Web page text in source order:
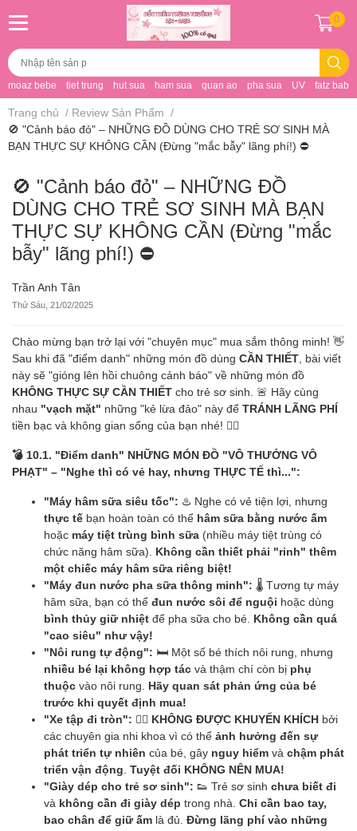
moaz bebe tiet trung hut sua ham sua quan ao pha sua UV fatz baby
0
Trang chủ / Review Sản Phẩm /
🚫 "Cảnh báo đỏ" – NHỮNG ĐỒ DÙNG CHO TRẺ SƠ SINH MÀ
BẠN THỰC SỰ KHÔNG CẦN (Đừng "mắc bẫy" lãng phí!) ⛔
🚫 "Cảnh báo đỏ" – NHỮNG ĐỒ
DÙNG CHO TRẺ SƠ SINH MÀ BẠN
THỰC SỰ KHÔNG CẦN (Đừng "mắc
bẫy" lãng phí!) ⛔
Trần Anh Tân
Thứ Sáu, 21/02/2025
Chào mừng bạn trở lại với "chuyên mục" mua sắm thông minh! 👋
Sau khi đã "điểm danh" những món đồ dùng CẦN THIẾT , bài viết
này sẽ "gióng lên hồi chuông cảnh báo" về những món đồ
KHÔNG THỰC SỰ CẦN THIẾT cho trẻ sơ sinh. 🚨 Hãy cùng
nhau "vạch mặt" những "kẻ lừa đảo" này để TRÁNH LÃNG PHÍ
tiền bạc và không gian sống của bạn nhé! 🙅‍♀️
💣 10.1. "Điểm danh" NHỮNG MÓN ĐỒ "VÔ THƯỞNG VÔ
PHẠT" – "Nghe thì có vẻ hay, nhưng THỰC TẾ thì...":
"Máy hâm sữa siêu tốc": ♨️ Nghe có vẻ tiện lợi, nhưng
thực tế bạn hoàn toàn có thể hâm sữa bằng nước ấm
hoặc máy tiệt trùng bình sữa (nhiều máy tiệt trùng có
chức năng hâm sữa). Không cần thiết phải "rinh" thêm
một chiếc máy hâm sữa riêng biệt!
"Máy đun nước pha sữa thông minh": 🌡️ Tương tự máy
hâm sữa, bạn có thể đun nước sôi để nguội hoặc dùng
bình thủy giữ nhiệt để pha sữa cho bé. Không cần quá
"cao siêu" như vậy!
"Nôi rung tự động": 🛏️ Một số bé thích nôi rung, nhưng
nhiều bé lại không hợp tác và thậm chí còn bị phụ
thuộc vào nôi rung. Hãy quan sát phản ứng của bé
trước khi quyết định mua!
"Xe tập đi tròn": 🚶‍♀️ KHÔNG ĐƯỢC KHUYẾN KHÍCH bởi
các chuyên gia nhi khoa vì có thể ảnh hưởng đến sự
phát triển tự nhiên của bé, gây nguy hiểm và chậm phát
triển vận động Tuyệt đối KHÔNG NÊN MUA!
"Giày dép cho trẻ sơ sinh": 👟 Trẻ sơ sinh chưa biết đi
và không cần đi giày dép trong nhà. Chỉ cần bao tay,
bao chân để giữ ấm là đủ. Đừng lãng phí vào những